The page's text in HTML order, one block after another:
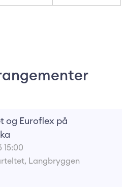
og Euroflex på
15:00
Langbryggen